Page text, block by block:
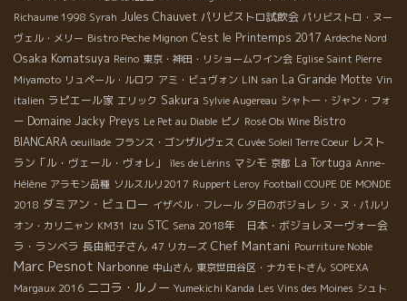
Richaume 1998 Syrah Jules Chauvet パリビストロ試飲会 パリビストロ・ヌー
ヴェル・メリー Bistro Peche Mignon C'est le Printemps 2017 Ardeche Nord
Osaka Komatsuya Reino 東京・神田・リショームワイン会 Eglise Saint Pierre
Miyamoto リュペール・ルロワ アミ・ビュヴォン LIN san La Grande Motte Vin
italien ラピエール家 エリック Sakura Sylvie Augereau シャトー・ジャン・フォ
ー Domaine Jacky Preys Le Pet au Diable ピノ Rosé Obi Wine Bistro
BIANCARA oeuillade フランス・ゴンザルヴェス Cuvée Soleil Terre Coeur レスト
ラン「ル・ヴェール・ヴォレ」
îles de Lérins マシモ 京都 La Tortuga Anne-
Hélène アラモン品種 ソルスルリ2017 Ruppert Leroy Football COUPE DE MONDE
2018 ダミアン・ビュロー イザベル・フレール 夕日のボジョレ シ・ヌ・パルリ
オン・カリニャン KM31 Izu STC Sena 2018年 日本・ボジョレヌーヴォー会
ラ・ランベラ 長由紀子さん 47 リカーズ Chef Mantani Pourriture Noble
Marc Pesnot Narbonne 中山さん 東京世田谷区・ナカモトさん SOPEXA
Margaux 2016 ニコラ・ルノー Yumekichi Kanda Les Vins des Moines シュト